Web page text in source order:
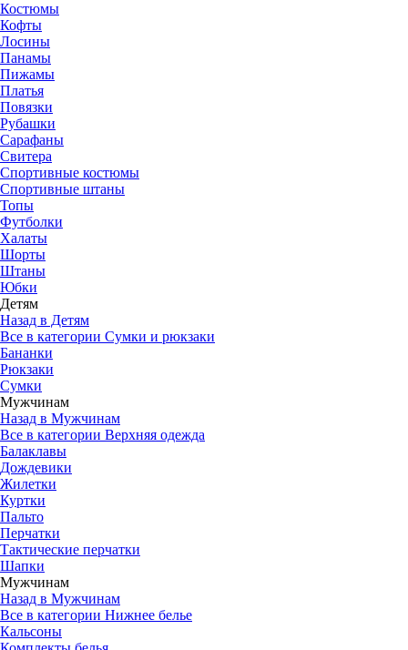
Костюмы
Кофты
Лосины
Панамы
Пижамы
Платья
Повязки
Рубашки
Сарафаны
Свитера
Спортивные костюмы
Спортивные штаны
Топы
Футболки
Халаты
Шорты
Штаны
Юбки
Детям
Назад в Детям
Все в категории Сумки и рюкзаки
Бананки
Рюкзаки
Сумки
Мужчинам
Назад в Мужчинам
Все в категории Верхняя одежда
Балаклавы
Дождевики
Жилетки
Куртки
Пальто
Перчатки
Тактические перчатки
Шапки
Мужчинам
Назад в Мужчинам
Все в категории Нижнее белье
Кальсоны